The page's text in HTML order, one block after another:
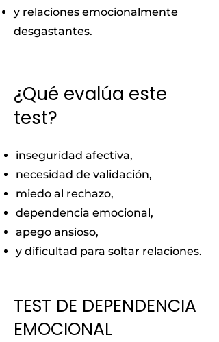
y relaciones emocionalmente
desgastantes.
¿Qué evalúa este
test?
inseguridad afectiva,
necesidad de validación,
miedo al rechazo,
dependencia emocional,
apego ansioso,
y dificultad para soltar relaciones.
TEST DE DEPENDENCIA
EMOCIONAL